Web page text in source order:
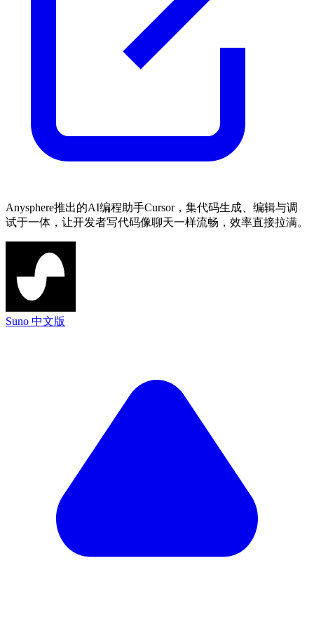
Anysphere推出的AI编程助手Cursor，集代码生成、编辑与调
试于一体，让开发者写代码像聊天一样流畅，效率直接拉满。
Suno 中文版